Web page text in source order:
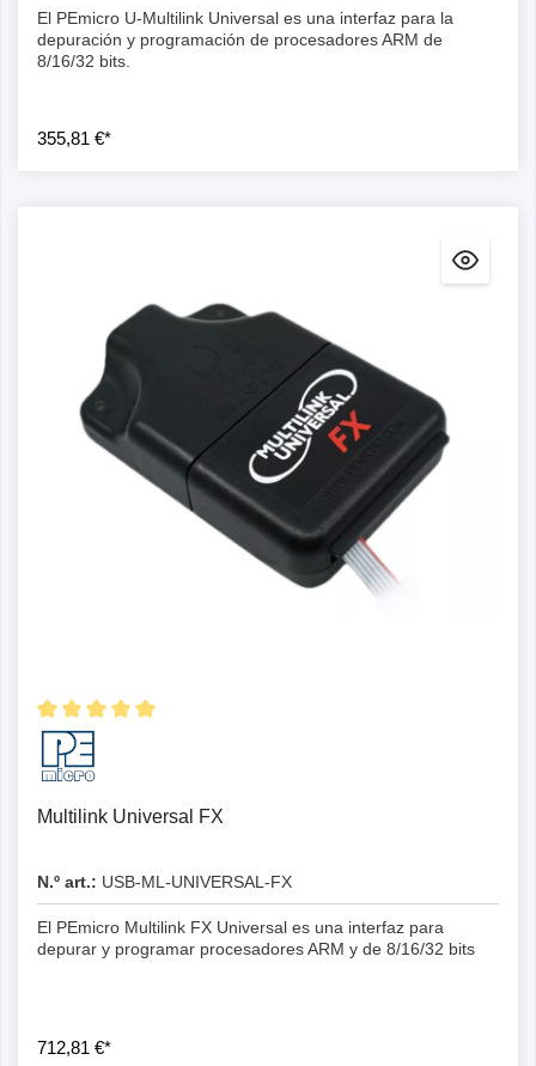
El PEmicro U-Multilink Universal es una interfaz para la
depuración y programación de procesadores ARM de
8/16/32 bits.
355,81 €*
Multilink Universal FX
N.º art.: USB-ML-UNIVERSAL-FX
El PEmicro Multilink FX Universal es una interfaz para
depurar y programar procesadores ARM y de 8/16/32 bits
712,81 €*